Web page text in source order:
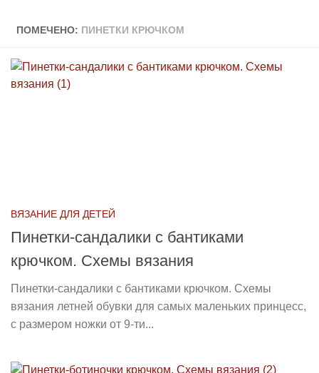
ПОМЕЧЕНО: ПИНЕТКИ КРЮЧКОМ
ВЯЗАНИЕ ДЛЯ ДЕТЕЙ
Пинетки-сандалики с бантиками
крючком. Схемы вязания
Пинетки-сандалики с бантиками крючком. Схемы
вязания летней обувки для самых маленьких принцесс,
с размером ножки от 9-ти...